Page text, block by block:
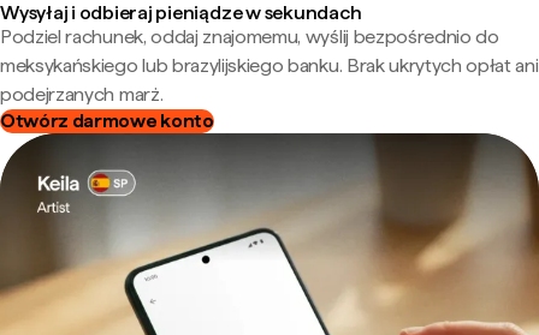
Wysyłaj i odbieraj pieniądze w sekundach
Podziel rachunek, oddaj znajomemu, wyślij bezpośrednio do
meksykańskiego lub brazylijskiego banku. Brak ukrytych opłat ani
podejrzanych marż.
Otwórz darmowe konto